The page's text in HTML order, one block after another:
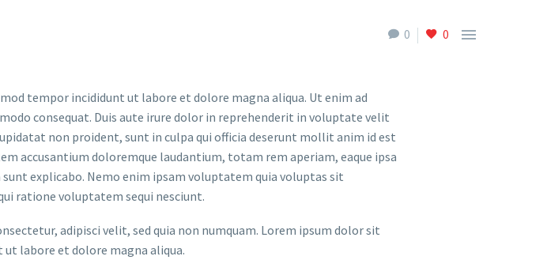
0 0 
tempor incididunt ut labore et dolore magna aliqua. Ut enim ad
consequat. Duis aute irure dolor in reprehenderit in voluptate velit
non proident, sunt in culpa qui officia deserunt mollit anim id est
accusantium doloremque laudantium, totam rem aperiam, eaque ipsa
explicabo. Nemo enim ipsam voluptatem quia voluptas sit
ratione voluptatem sequi nesciunt.
adipisci velit, sed quia non numquam. Lorem ipsum dolor sit
labore et dolore magna aliqua.